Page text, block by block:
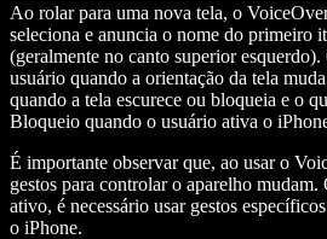
Ao rolar para uma nova tela, o
seleciona e anuncia o nome do primeiro
(geralmente no canto superior
usuário quando a orientação da tela
quando a tela escurece ou bloqueia e o
Bloqueio quando o usuário ativa o
É importante observar que, ao usar o
gestos para controlar o aparelho
ativo, é necessário usar gestos
o iPhone.